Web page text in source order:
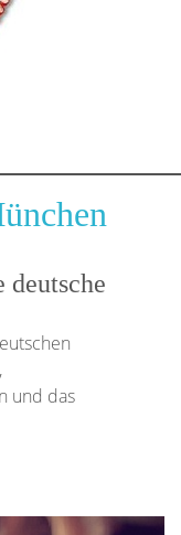
deutsche
und das